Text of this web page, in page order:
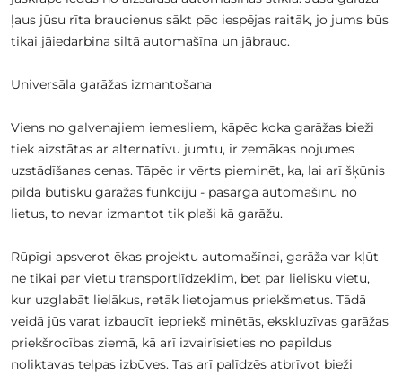
ļaus jūsu rīta braucienus sākt pēc iespējas raitāk, jo jums būs
tikai jāiedarbina siltā automašīna un jābrauc.
Universāla garāžas izmantošana
Viens no galvenajiem iemesliem, kāpēc koka garāžas bieži
tiek aizstātas ar alternatīvu jumtu, ir zemākas nojumes
uzstādīšanas cenas. Tāpēc ir vērts pieminēt, ka, lai arī šķūnis
pilda būtisku garāžas funkciju - pasargā automašīnu no
lietus, to nevar izmantot tik plaši kā garāžu.
Rūpīgi apsverot ēkas projektu automašīnai, garāža var kļūt
ne tikai par vietu transportlīdzeklim, bet par lielisku vietu,
kur uzglabāt lielākus, retāk lietojamus priekšmetus. Tādā
veidā jūs varat izbaudīt iepriekš minētās, ekskluzīvas garāžas
priekšrocības ziemā, kā arī izvairīsieties no papildus
noliktavas telpas izbūves. Tas arī palīdzēs atbrīvot bieži